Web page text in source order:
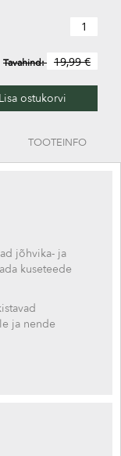
Tavahind: 19,99 €
Lisa ostukorvi
TOOTEINFO
jõhvika- ja
kuseteede
ja nende